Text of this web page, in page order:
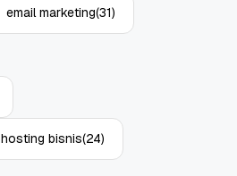
email marketing(31)
hosting bisnis(24)